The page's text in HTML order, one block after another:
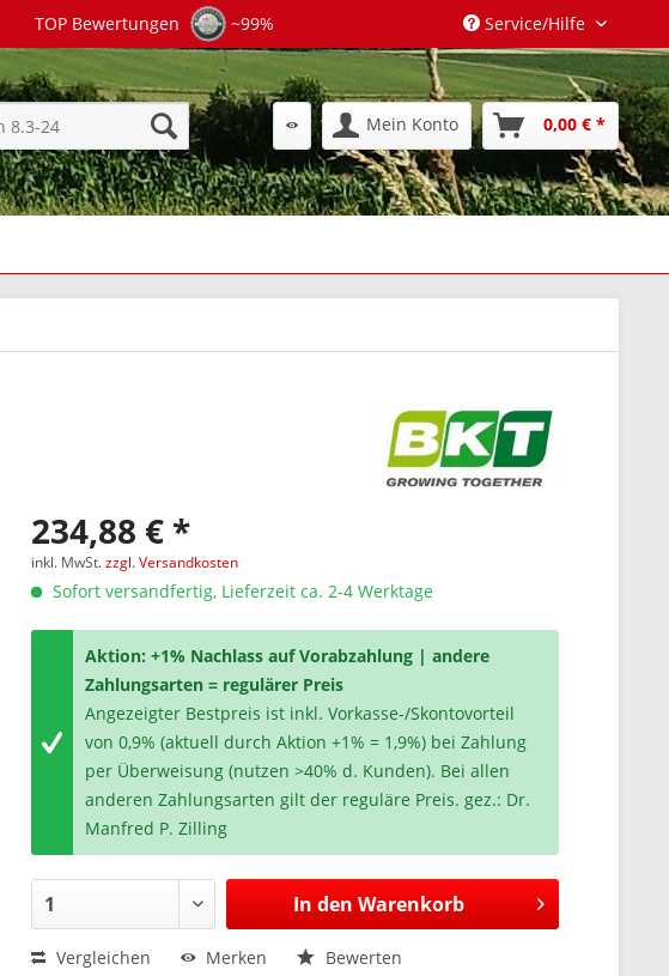
TOP Bewertungen ~99% Service/Hilfe
Mein Konto 0,00 € *
234,88 € *
inkl. MwSt.zzgl. Versandkosten
Sofort versandfertig, Lieferzeit ca. 2-4 Werktage
Aktion: +1% Nachlass auf Vorabzahlung | andere
Zahlungsarten = regulärer Preis
Angezeigter Bestpreis ist inkl. Vorkasse-/Skontovorteil
von 0,9% (aktuell durch Aktion +1% = 1,9%) bei Zahlung
per Überweisung (nutzen >40% d. Kunden). Bei allen
anderen Zahlungsarten gilt der reguläre Preis. gez.: Dr.
Manfred P. Zilling
In den Warenkorb
Vergleichen Merken Bewerten